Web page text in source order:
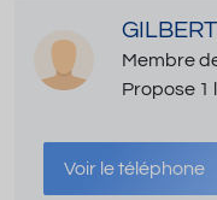
GILBERT
Membre
Propose 1
Voir le téléphone